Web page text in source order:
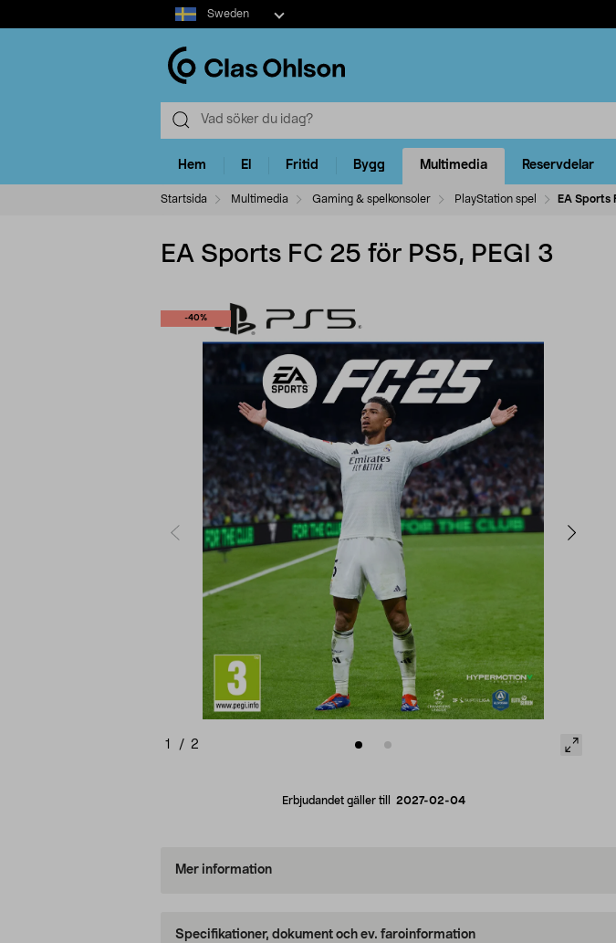
Select
market
Sweden
Hem El Fritid Bygg Multimedia Reservdelar
Startsida Multimedia Gaming & spelkonsoler PlayStation spel EA Sports
EA Sports FC 25 för PS5, PEGI 3
-40%
1 / 2
Erbjudandet gäller till 2027-02-04
Mer information
Specifikationer, dokument och ev. faroinformation